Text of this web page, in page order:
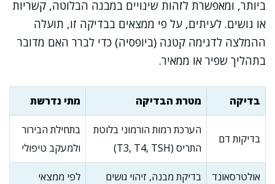
ביותר, ומאפשרת לזהות שינויים במבנה הבלוטה, קשריות
או גושים. לעיתים, על פי ממצאים בבדיקה זו, תועלה
ההמלצה לדגימה קטנה (ביופסיה) כדי לברר האם מדובר
בתהליך שפיר או ממאיר.
בדיקה מטרת הבדיקה מתי נדרשת
בדיקות דם
הערכת רמות הורמוני בלוטת
התריס (T3, T4, TSH)
בתחילת הבירור
ולמעקב טיפולי
אולטרסאונד
בדיקת מבנה, זיהוי גושים
לפי ממצאי